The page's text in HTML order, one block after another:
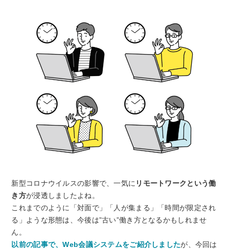
新型コロナウイルスの影響で、一気に リモートワークという働
き方が浸透しましたよね。
これまでのように「対面で」「人が集まる」「時間が限定され
る」ような形態は、今後は”古い”働き方となるかもしれませ
ん。
以前の記事で、Web会議システムをご紹介しましたが、今回は